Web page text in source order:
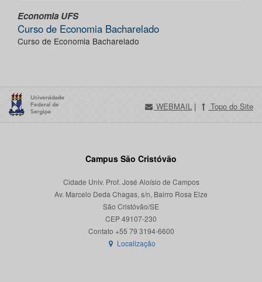
Economia UFS
Curso de Economia Bacharelado
Curso de Economia Bacharelado
WEBMAIL | Topo do Site
Campus São Cristóvão
Cidade Univ. Prof. José Aloísio de Campos
Av. Marcelo Deda Chagas, s/n, Bairro Rosa Elze
São Cristóvão/SE
CEP 49107-230
Localização